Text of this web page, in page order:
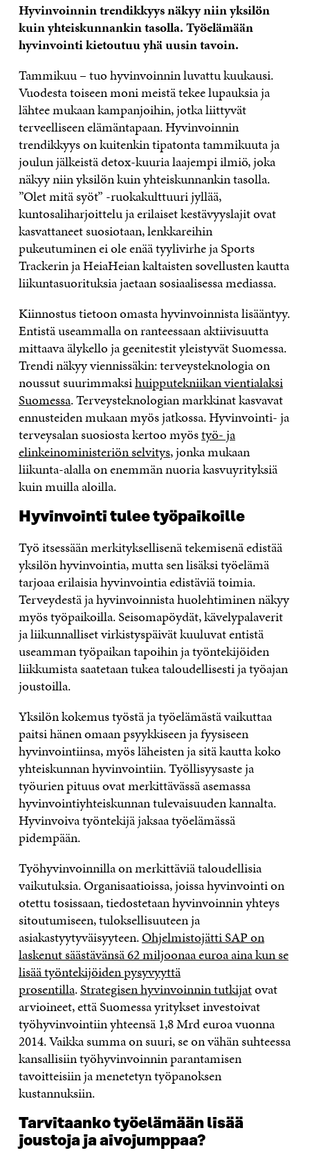
Hyvinvoinnin trendikkyys näkyy niin yksilön
kuin yhteiskunnankin tasolla. Työelämään
hyvinvointi kietoutuu yhä uusin tavoin.
Tammikuu – tuo hyvinvoinnin luvattu kuukausi.
Vuodesta toiseen moni meistä tekee lupauksia ja
lähtee mukaan kampanjoihin, jotka liittyvät
terveelliseen elämäntapaan. Hyvinvoinnin
trendikkyys on kuitenkin tipatonta tammikuuta ja
joulun jälkeistä detox-kuuria laajempi ilmiö, joka
näkyy niin yksilön kuin yhteiskunnankin tasolla.
”Olet mitä syöt” -ruokakulttuuri jyllää,
kuntosaliharjoittelu ja erilaiset kestävyyslajit ovat
kasvattaneet suosiotaan, lenkkareihin
pukeutuminen ei ole enää tyylivirhe ja Sports
Trackerin ja HeiaHeian kaltaisten sovellusten kautta
liikuntasuorituksia jaetaan sosiaalisessa mediassa.
Kiinnostus tietoon omasta hyvinvoinnista lisääntyy.
Entistä useammalla on ranteessaan aktiivisuutta
mittaava älykello ja geenitestit yleistyvät Suomessa.
Trendi näkyy viennissäkin: terveysteknologia on
noussut suurimmaksihuipputekniikan vientialaksi
Suomessa. Terveysteknologian markkinat kasvavat
ennusteiden mukaan myös jatkossa. Hyvinvointi- ja
terveysalan suosiosta kertoo myöstyö- ja
elinkeinoministeriön selvitys, jonka mukaan
liikunta-alalla on enemmän nuoria kasvuyrityksiä
kuin muilla aloilla.
Hyvinvointi tulee työpaikoille
Työ itsessään merkityksellisenä tekemisenä edistää
yksilön hyvinvointia, mutta sen lisäksi työelämä
tarjoaa erilaisia hyvinvointia edistäviä toimia.
Terveydestä ja hyvinvoinnista huolehtiminen näkyy
myös työpaikoilla. Seisomapöydät, kävelypalaverit
ja liikunnalliset virkistyspäivät kuuluvat entistä
useamman työpaikan tapoihin ja työntekijöiden
liikkumista saatetaan tukea taloudellisesti ja työajan
joustoilla.
Yksilön kokemus työstä ja työelämästä vaikuttaa
paitsi hänen omaan psyykkiseen ja fyysiseen
hyvinvointiinsa, myös läheisten ja sitä kautta koko
yhteiskunnan hyvinvointiin. Työllisyysaste ja
työurien pituus ovat merkittävässä asemassa
hyvinvointiyhteiskunnan tulevaisuuden kannalta.
Hyvinvoiva työntekijä jaksaa työelämässä
pidempään.
Työhyvinvoinnilla on merkittäviä taloudellisia
vaikutuksia. Organisaatioissa, joissa hyvinvointi on
otettu tosissaan, tiedostetaan hyvinvoinnin yhteys
sitoutumiseen, tuloksellisuuteen ja
asiakastyytyväisyyteen.Ohjelmistojätti SAP on
laskenut säästävänsä 62 miljoonaa euroa aina kun se
lisää työntekijöiden pysyvyyttä
prosentilla.Strategisen hyvinvoinnin tutkijatovat
arvioineet, että Suomessa yritykset investoivat
työhyvinvointiin yhteensä 1,8 Mrd euroa vuonna
2014. Vaikka summa on suuri, se on vähän suhteessa
kansallisiin työhyvinvoinnin parantamisen
tavoitteisiin ja menetetyn työpanoksen
kustannuksiin.
Tarvitaanko työelämään lisää
joustoja ja aivojumppaa?